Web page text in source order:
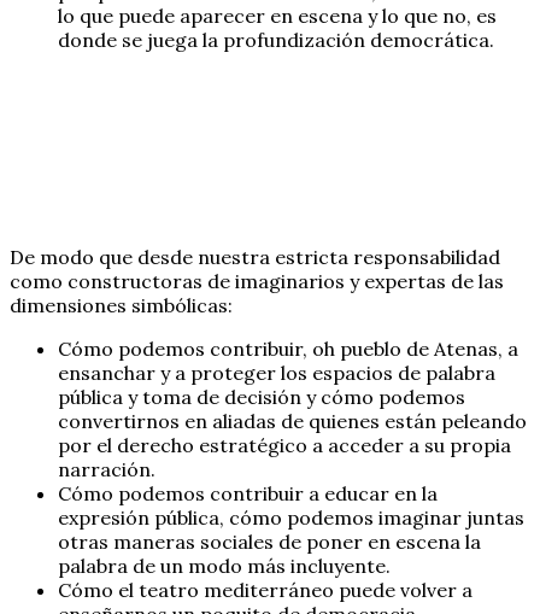
lo que puede aparecer en escena y lo que no, es
donde se juega la profundización democrática.
De modo que desde nuestra estricta responsabilidad
como constructoras de imaginarios y expertas de las
dimensiones simbólicas:
Cómo podemos contribuir, oh pueblo de Atenas, a
ensanchar y a proteger los espacios de palabra
pública y toma de decisión y cómo podemos
convertirnos en aliadas de quienes están peleando
por el derecho estratégico a acceder a su propia
narración.
Cómo podemos contribuir a educar en la
expresión pública, cómo podemos imaginar juntas
otras maneras sociales de poner en escena la
palabra de un modo más incluyente.
Cómo el teatro mediterráneo puede volver a